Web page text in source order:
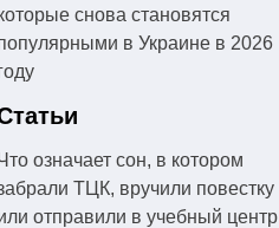
снова становятся
в Украине в 2026
означает сон, в котором
ТЦК, вручили повестку
отправили в учебный центр